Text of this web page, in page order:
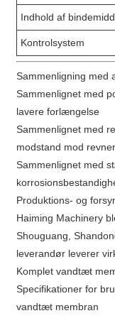
Indhold af
Kontrolsystem
Sammenligning med
Sammenlignet med
lavere forlængelse
Sammenlignet med
modstand mod revner
Sammenlignet med
Produktions- og
Haiming Machinery
Shouguang,
leverandør leverer
Komplet vandtæt
Specifikationer for
vandtæt membran